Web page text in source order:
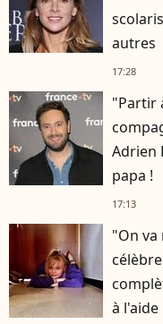
autres
17:28
"Partir
Adrien
papa !
17:13
"On
à l'aide